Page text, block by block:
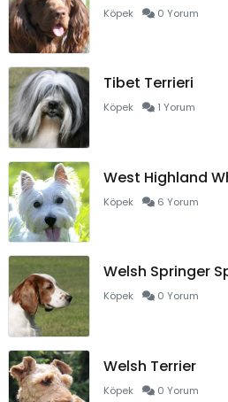
Köpek 0 Yorum
Tibet Terrieri
Köpek 1 Yorum
West Highland
Köpek 6 Yorum
Welsh Springer
Köpek 0 Yorum
Welsh Terrier
Köpek 0 Yorum